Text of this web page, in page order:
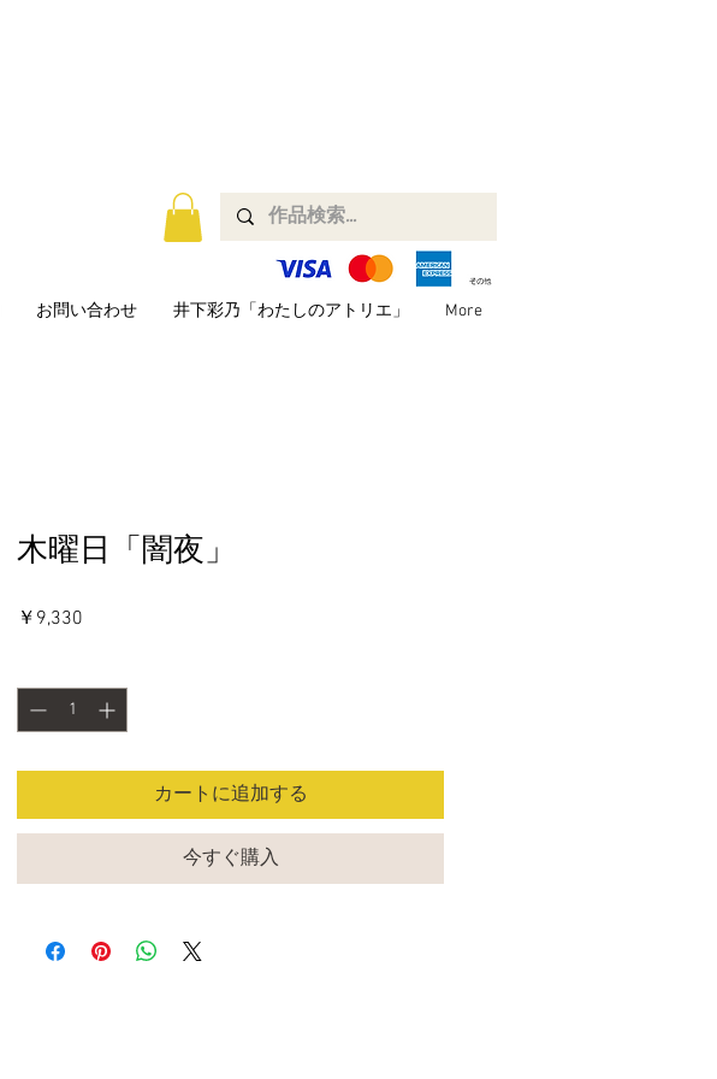
お問い合わせ 井下彩乃「わたしのアトリエ」 More
木曜日「闇夜」
￥9,330
カートに追加する
今すぐ購入